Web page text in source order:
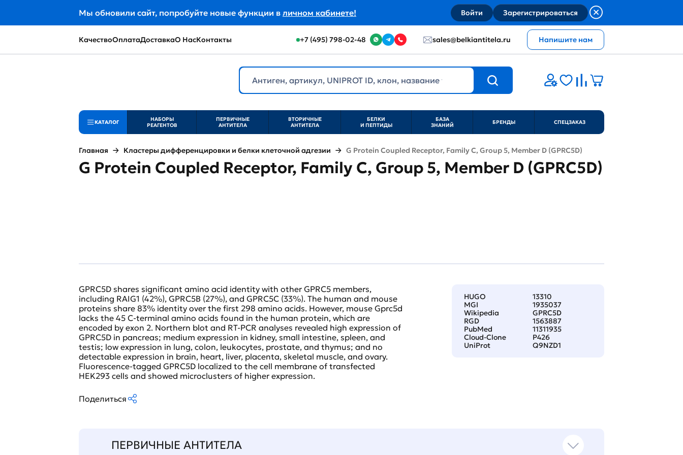
Мы обновили сайт, попробуйте новые функции в личном кабинете! Войти Зарегистрироваться
КачествоОплатаДоставкаО НасКонтакты +7 (495) 798-02-48 sales@belkiantitela.ru Напишите нам
КАТАЛОГ
НАБОРЫ
РЕАГЕНТОВ
ПЕРВИЧНЫЕ
АНТИТЕЛА
ВТОРИЧНЫЕ
АНТИТЕЛА
БЕЛКИ
И ПЕПТИДЫ
БАЗА
ЗНАНИЙ
БРЕНДЫ СПЕЦЗАКАЗ
Главная Кластеры дифференцировки и белки клеточной адгезии G Protein Coupled Receptor, Family C, Group 5, Member D (GPRC5D)
G Protein Coupled Receptor, Family C, Group 5, Member D (GPRC5D)
HUGO
13310
MGI
1935037
Wikipedia
GPRC5D
RGD
1563887
PubMed
11311935
Cloud-Clone
P426
UniProt
Q9NZD1
GPRC5D shares significant amino acid identity with other GPRC5 members,
including RAIG1 (42%), GPRC5B (27%), and GPRC5C (33%). The human and mouse
proteins share 83% identity over the first 298 amino acids. However, mouse Gprc5d
lacks the 45 C-terminal amino acids found in the human protein, which are
encoded by exon 2. Northern blot and RT-PCR analyses revealed high expression of
GPRC5D in pancreas; medium expression in kidney, small intestine, spleen, and
testis; low expression in lung, colon, leukocytes, prostate, and thymus; and no
detectable expression in brain, heart, liver, placenta, skeletal muscle, and ovary.
Fluorescence-tagged GPRC5D localized to the cell membrane of transfected
HEK293 cells and showed microclusters of higher expression.
Поделиться
ПЕРВИЧНЫЕ АНТИТЕЛА